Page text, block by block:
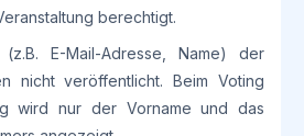
berechtigt.
E-Mail-Adresse, Name) der
nicht veröffentlicht. Beim Voting
wird nur der Vorname und das